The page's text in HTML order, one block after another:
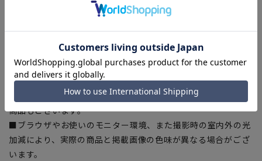
ある場合がございますので、予めご了承ください。
■生地や仕様・デザインにより、着用感や実際のサイズ表に若
干の誤差が生じる場合がございます。予めご了承ください。
■サイズスペックは仕上がりサイズを記載しております。一
部、商品現物におすすめサイズ(ヌードサイズ)を記載している
商品もございます。
■ブラウザやお使いのモニター環境、また撮影時の室内外の光
加減により、実際の商品と掲載画像の色味が異なる場合がござ
います。